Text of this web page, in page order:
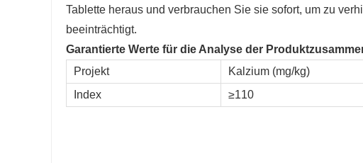
Tablette heraus und verbrauchen Sie sie sofort, um zu
beeinträchtigt.
Garantierte Werte für die Analyse der
Projekt
Kalzium (mg/kg)
Index
≥110